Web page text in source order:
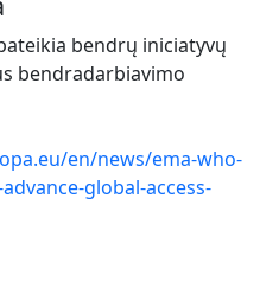
bendrų iniciatyvų
bendradarbiavimo
en/news/ema-who-
global-access-